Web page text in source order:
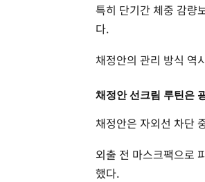
특히 단기간 체중 감량
다.
채정안의 관리 방식 역
채정안 선크림 루틴은
채정안은 자외선 차단
외출 전 마스크팩으로
했다.